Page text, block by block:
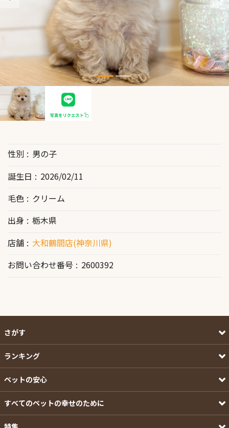
性別
男の子
誕生日
2026/02/11
毛色
クリーム
出身
栃木県
店舗
大和鶴間店(神奈川県)
お問い合わせ番号
2600392
さがす
ランキング
ペットの安心
すべてのペットの幸せのために